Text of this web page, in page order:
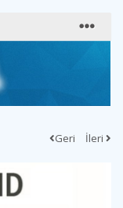
Geri İleri